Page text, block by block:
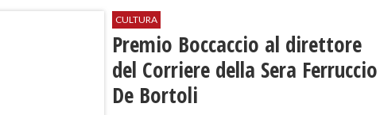
CULTURA
Premio Boccaccio al direttore
del Corriere della Sera Ferruccio
De Bortoli